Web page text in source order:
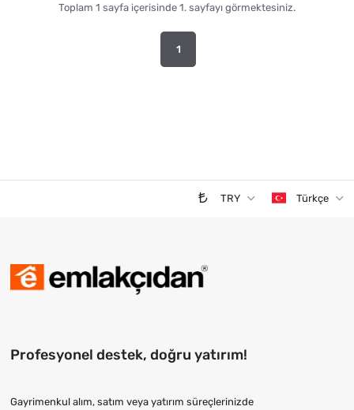
Toplam 1 sayfa içerisinde 1. sayfayı görmektesiniz.
1
TRY Türkçe
Profesyonel destek, doğru yatırım!
Gayrimenkul alım, satım veya yatırım süreçlerinizde